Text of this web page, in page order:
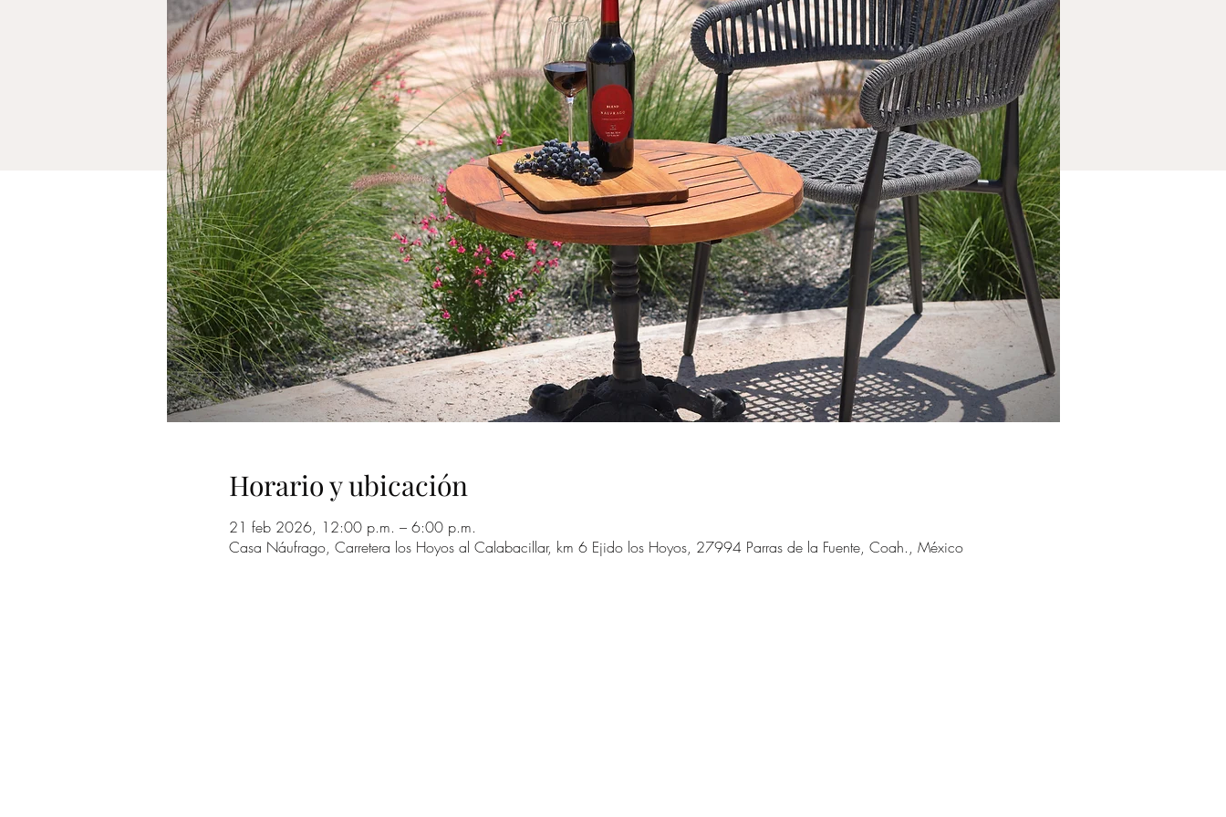
Horario y ubicación
21 feb 2026, 12:00 p.m. – 6:00 p.m.
Casa Náufrago, Carretera los Hoyos al Calabacillar, km 6 Ejido los Hoyos, 27994 Parras de la Fuente, Coah., México